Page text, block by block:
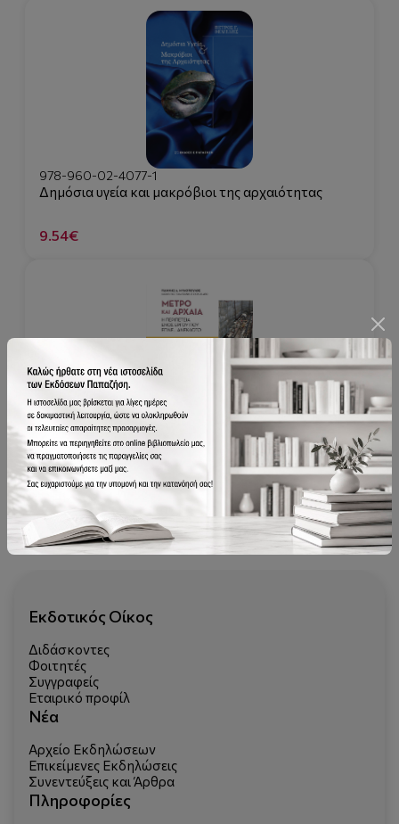
978-960-02-4077-1
Δημόσια υγεία και μακρόβιοι της αρχαιότητας
9.54€
978-960-02-3816-7
Μετρό και Αρχαία
31.80€
Εκδοτικός Οίκος
Διδάσκοντες
Φοιτητές
Συγγραφείς
Εταιρικό προφίλ
Νέα
Αρχείο Εκδηλώσεων
Επικείμενες Εκδηλώσεις
Συνεντεύξεις και Άρθρα
Πληροφορίες